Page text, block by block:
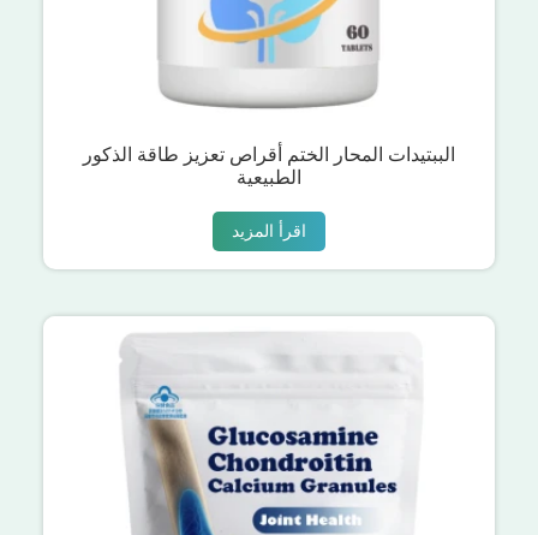
الببتيدات المحار الختم أقراص تعزيز طاقة الذكور
الطبيعية
اقرأ المزيد